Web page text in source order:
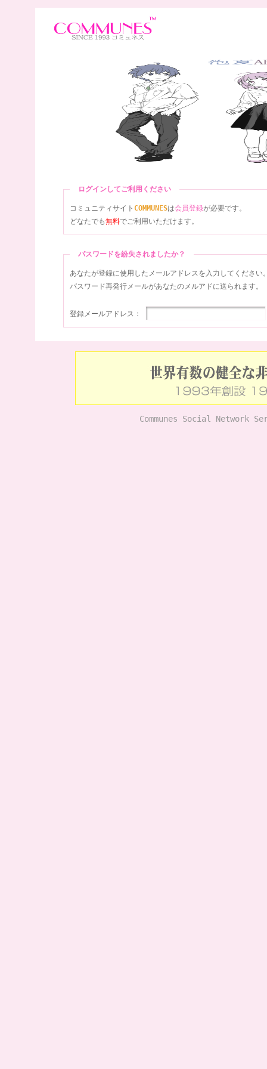
ログインしてご利用ください
コミュニティサイト COMMUNESは会員登録が必要です。
どなたでも無料でご利用いただけます。
パスワードを紛失されましたか？
あなたが登録に使用したメールアドレスを入力してください
パスワード再発行メールがあなたのメルアドに送られます。
登録メールアドレス：
Communes Social Network